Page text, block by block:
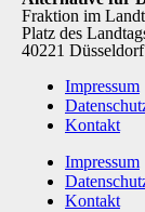
Fraktion im
Platz des
40221 Düsseldorf
Impressum
Kontakt
Impressum
Kontakt